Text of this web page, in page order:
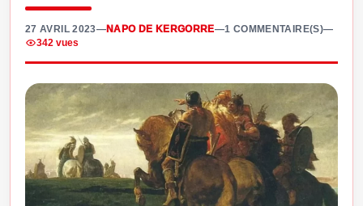
27 AVRIL 2023—NAPO DE KERGORRE—1 COMMENTAIRE(S)—
342 vues